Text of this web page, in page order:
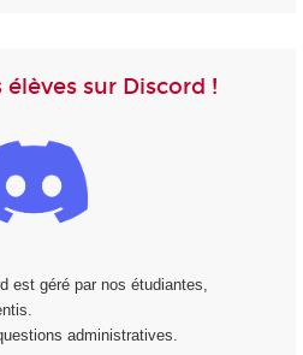
sur Discord !
est géré par nos étudiantes,
administratives.